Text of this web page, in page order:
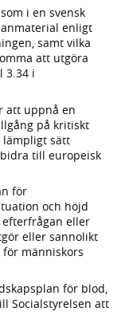
i en svensk
enligt
samt vilka
att utgöra
3.34 i
att uppnå en
på kritiskt
lämpligt sätt
till europeisk
för
och höjd
eller
eller sannolikt
människors
för blod,
Socialstyrelsen att